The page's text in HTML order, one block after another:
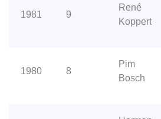
1981 9
René
Koppert
1980 8
Pim
Bosch